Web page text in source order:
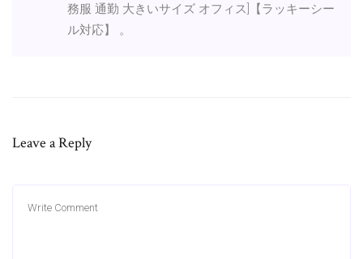
務服 通勤 大きいサイズ オフィス]【ラッキーシー
ル対応】 。
Leave a Reply